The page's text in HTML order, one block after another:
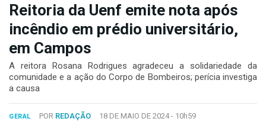
J3NEWS
COLUNAS
FALE
Copyright
Reitoria da Uenf emite nota após
incêndio em prédio universitário,
em Campos
A reitora Rosana Rodrigues agradeceu a solidariedade da
comunidade e a ação do Corpo de Bombeiros; perícia investiga
a causa
GERAL POR REDAÇÃO 18 DE MAIO DE 2024 - 10h59